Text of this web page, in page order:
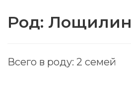
Род: Лощилин
Всего в роду: 2 семей